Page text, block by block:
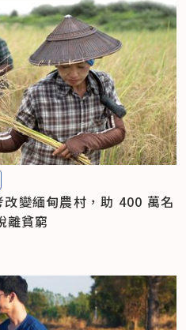
變緬甸農村，助 400 萬名
離貧窮